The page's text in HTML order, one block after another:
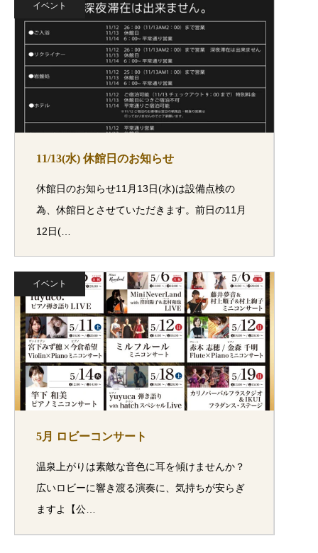
イベント
11/13(水) 休館日のお知らせ
休館日のお知らせ11月13日(水)は設備点検の
為、休館日とさせていただきます。前日の11月
12日(…
イベント
5月 ロビーコンサート
温泉上がりは素敵な音色に耳を傾けませんか？
広いロビーに響き渡る演奏に、気持ちが安らぎ
ますよ【公…